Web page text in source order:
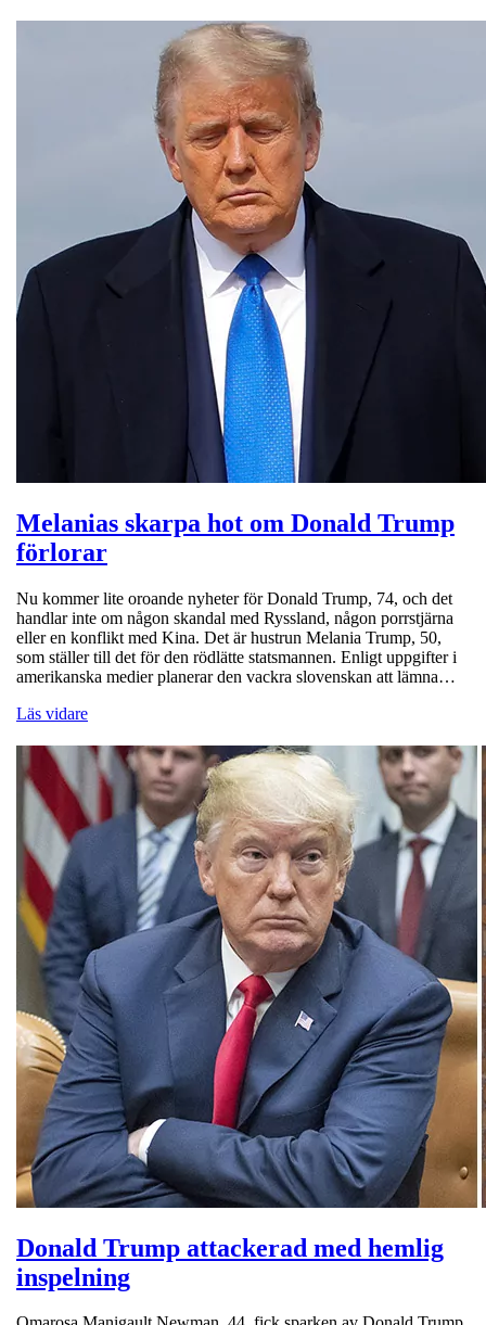
Melanias skarpa hot om Donald Trump
förlorar
Nu kommer lite oroande nyheter för Donald Trump, 74, och det
handlar inte om någon skandal med Ryssland, någon porrstjärna
eller en konflikt med Kina. Det är hustrun Melania Trump, 50,
som ställer till det för den rödlätte statsmannen. Enligt uppgifter i
amerikanska medier planerar den vackra slovenskan att lämna…
Läs vidare
Donald Trump attackerad med hemlig
inspelning